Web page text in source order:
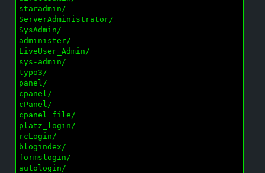
staradmin/
ServerAdministrator/
SysAdmin/
administer/
LiveUser_Admin/
sys-admin/
typo3/
panel/
cpanel/
cPanel/
cpanel_file/
platz_login/
rcLogin/
blogindex/
formslogin/
autologin/